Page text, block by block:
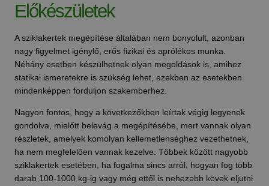
Előkészületek
A sziklakertek megépítése általában nem bonyolult, azonban
nagy figyelmet igénylő, erős fizikai és aprólékos munka.
Néhány esetben készülhetnek olyan megoldások is, amihez
statikai ismeretekre is szükség lehet, ezekben az esetekben
mindenképpen forduljon szakemberhez.
Nagyon fontos, hogy a következőkben leírtak végig legyenek
gondolva, mielőtt belevág a megépítésébe, mert vannak olyan
részletek, amelyek komolyan kellemetlenséghez vezethetnek,
ha nem megfelelően vannak kezelve. Többek között nagyobb
sziklakertek esetében, ha fogalma sincs arról, hogyan fog több
darab 100-1000 kg-ig vagy még ettől is nehezebb kövek eljutni